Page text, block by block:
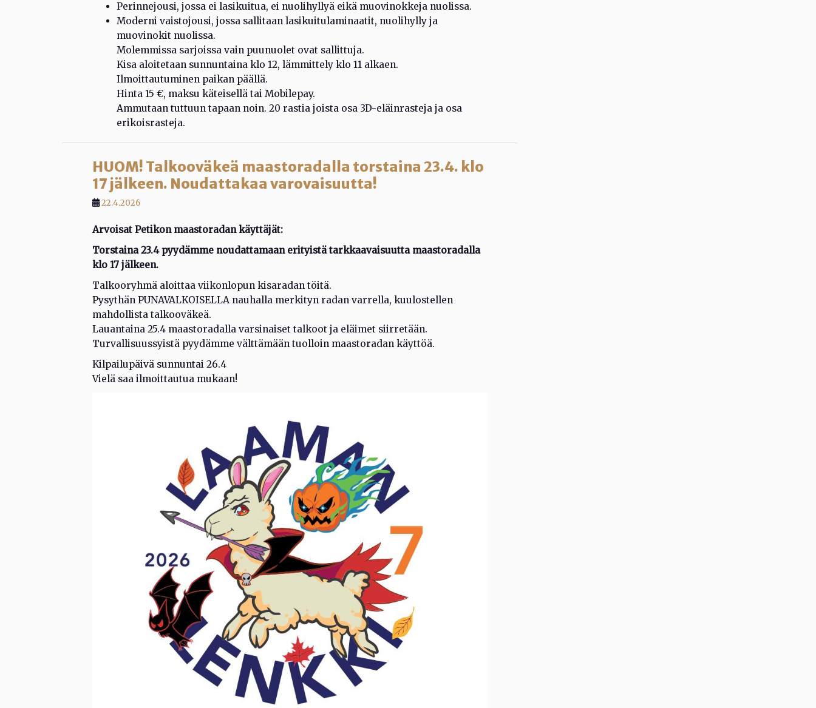
Perinnejousi, jossa ei lasikuitua, ei nuolihyllyä eikä muovinokkeja nuolissa.
Moderni vaistojousi, jossa sallitaan lasikuitulaminaatit, nuolihylly ja
muovinokit nuolissa.
Molemmissa sarjoissa vain puunuolet ovat sallittuja.
Kisa aloitetaan sunnuntaina klo 12, lämmittely klo 11 alkaen.
Ilmoittautuminen paikan päällä.
Hinta 15 €, maksu käteisellä tai Mobilepay.
Ammutaan tuttuun tapaan noin. 20 rastia joista osa 3D-eläinrasteja ja osa
erikoisrasteja.
HUOM! Talkooväkeä maastoradalla torstaina 23.4. klo
17 jälkeen. Noudattakaa varovaisuutta!
22.4.2026
Arvoisat Petikon maastoradan käyttäjät:
Torstaina 23.4 pyydämme noudattamaan erityistä tarkkaavaisuutta maastoradalla
klo 17 jälkeen.
Talkooryhmä aloittaa viikonlopun kisaradan töitä.
Pysythän PUNAVALKOISELLA nauhalla merkityn radan varrella, kuulostellen
mahdollista talkooväkeä.
Lauantaina 25.4 maastoradalla varsinaiset talkoot ja eläimet siirretään.
Turvallisuussyistä pyydämme välttämään tuolloin maastoradan käyttöä.
Kilpailupäivä sunnuntai 26.4
Vielä saa ilmoittautua mukaan!